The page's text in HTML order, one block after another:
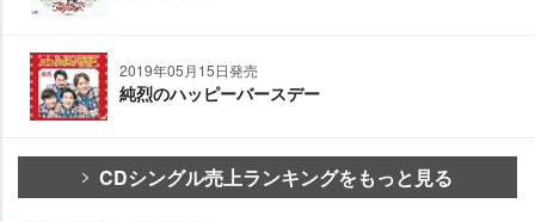
2019年05月15日発売
純烈のハッピーバースデー
CDシングル売上ランキングをもっと見る